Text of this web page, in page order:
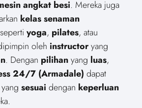
angkat besi. Mereka juga
kelassenaman
yoga, pilates, atau
oleh instructoryang
. Dengan pilihanyang luas,
24/7 (Armadale) dapat
yang sesuai dengan keperluan